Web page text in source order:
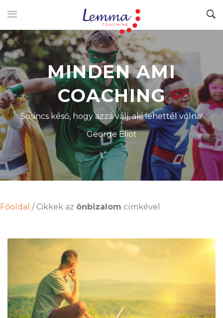
MINDEN AMI
COACHING
Sosincs késő, hogy azzá válj, aki lehettél volna!
George Eliot
Főoldal / Cikkek az önbizalom címkével